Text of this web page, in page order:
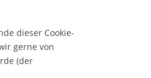
dieser Cookie-
gerne von
(der